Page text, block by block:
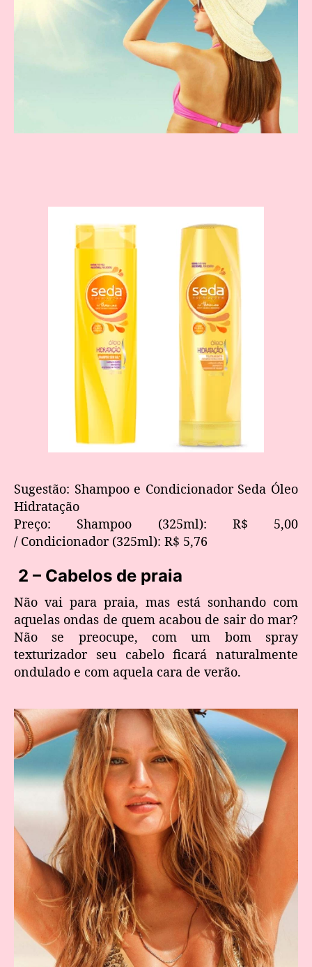
Sugestão: Shampoo e Condicionador Seda Óleo
Hidratação
Preço: Shampoo (325ml): R$ 5,00
/ Condicionador (325ml): R$ 5,76
2 – Cabelos de praia
Não vai para praia, mas está sonhando com
aquelas ondas de quem acabou de sair do mar?
Não se preocupe, com um bom spray
texturizador seu cabelo ficará naturalmente
ondulado e com aquela cara de verão.